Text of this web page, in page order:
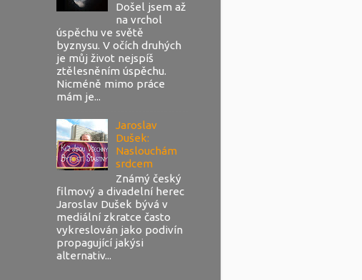
Došel jsem až
na vrchol
úspěchu ve světě
byznysu. V očích druhých
je můj život nejspíš
ztělesněním úspěchu.
Nicméně mimo práce
mám je...
Jaroslav
Dušek:
Naslouchám
srdcem
Známý český
filmový a divadelní herec
Jaroslav Dušek bývá v
mediální zkratce často
vykreslován jako podivín
propagující jakýsi
alternativ...